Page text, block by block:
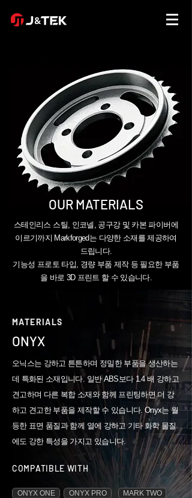
OUR MATERIALS
스테인리스 스틸, 인코넬, 공구강 및 카본 파이버에
이르기까지 Markforged는 다양한 소재를 제공하여
드립니다.
기능성 프로토 타입, 경량 부품 제작 등 필요한 부품
을 바로 3D 프린트 할 수 있습니다.
MATERIALS
ONYX
오닉스는 강하고 튼튼하며 정밀한 부품을 생산하는
데 특화된 소재입니다. 일반 ABS보다 1.4 배 강하고
견고하며 다른 복합 소재와 함께 프린팅하면 더 강
하고 견고한 부품을 제작할 수 있습니다. Onyx는 월
등한 표면 품질과 함께 열에 강하고 기타 화학 물질
에도 강한 특성을 가지고 있습니다.
COMPATIBLE WITH
ONYX ONE ONYX PRO MARK TWO